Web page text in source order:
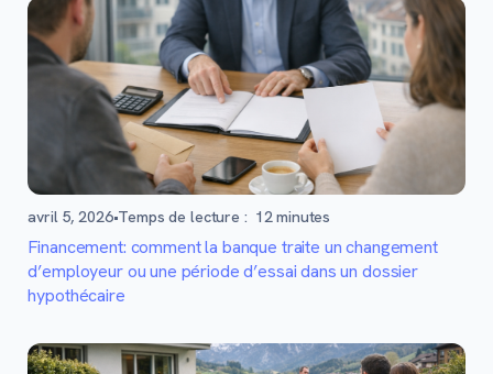
avril 5, 2026•Temps de lecture : 12minutes
Financement: comment la banque traite un changement
d’employeur ou une période d’essai dans un dossier
hypothécaire